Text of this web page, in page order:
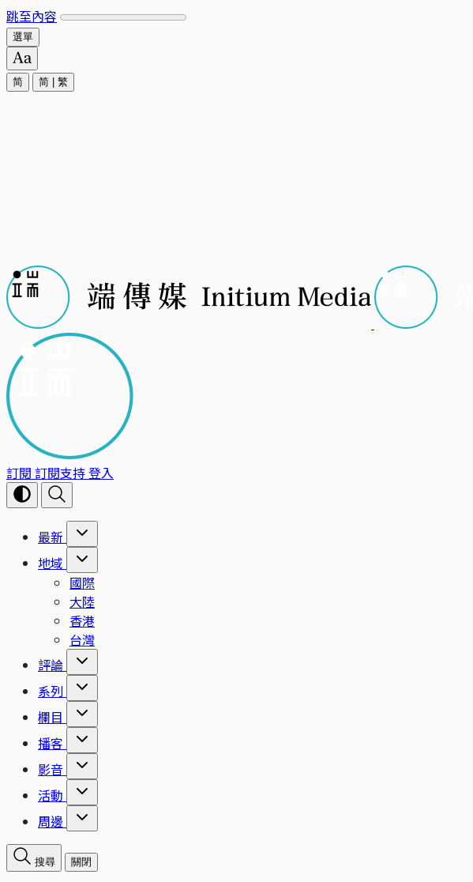
跳至內容
選單
简 简 繁
訂閱 訂閱支持登入
最新
地域
國際
大陸
香港
台灣
評論
系列
欄目
播客
影音
活動
周邊
搜尋 關閉